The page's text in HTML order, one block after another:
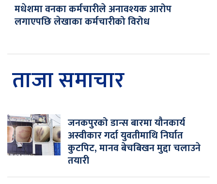
मधेशमा वनका कर्मचारीले अनावश्यक आरोप
लगाएपछि लेखाका कर्मचारीको विरोध
ताजा समाचार
जनकपुरको डान्स बारमा यौनकार्य
अस्वीकार गर्दा युवतीमाथि निर्घात
कुटपिट, मानव बेचबिखन मुद्दा चलाउने
तयारी